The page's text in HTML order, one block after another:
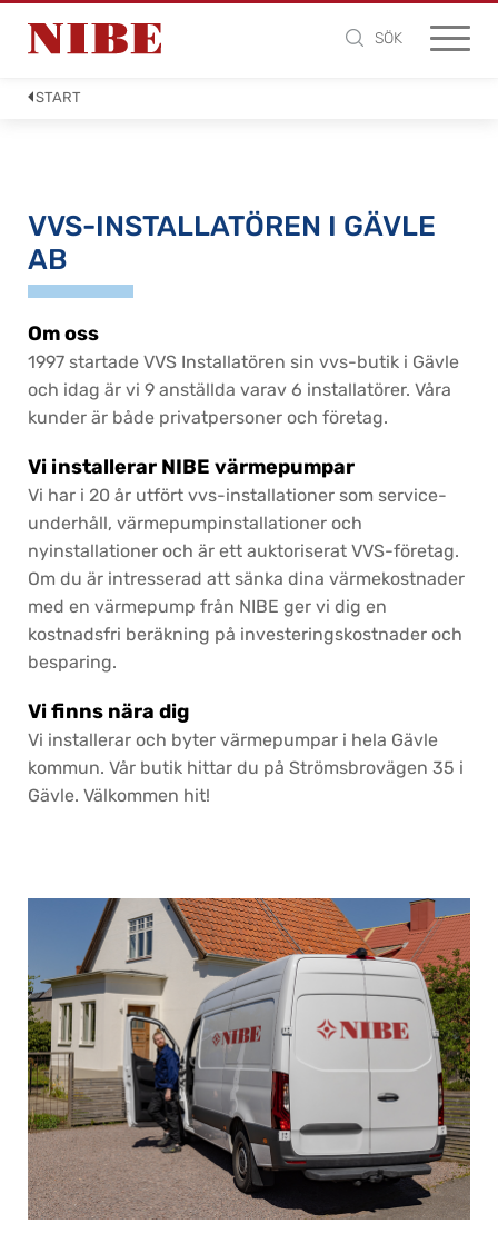
SÖK
START
VVS-INSTALLATÖREN I GÄVLE
AB
Om oss
1997 startade VVS Installatören sin vvs-butik i Gävle
och idag är vi 9 anställda varav 6 installatörer. Våra
kunder är både privatpersoner och företag.
Vi installerar NIBE värmepumpar
Vi har i 20 år utfört vvs-installationer som service-
underhåll, värmepumpinstallationer och
nyinstallationer och är ett auktoriserat VVS-företag.
Om du är intresserad att sänka dina värmekostnader
med en värmepump från NIBE ger vi dig en
kostnadsfri beräkning på investeringskostnader och
besparing.
Vi finns nära dig
Vi installerar och byter värmepumpar i hela Gävle
kommun. Vår butik hittar du på Strömsbrovägen 35 i
Gävle. Välkommen hit!